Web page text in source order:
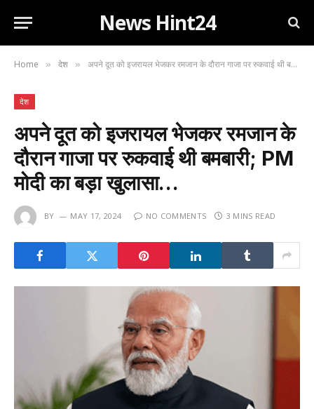
News Hint24
Home » देश » अपने दूत को इजरायल भेजकर रमजान के दौरान गाजा पर रुकवाई थी बमबारी; PM मोदी का बड़ा खुलासा…
देश
अपने दूत को इजरायल भेजकर रमजान के
दौरान गाजा पर रुकवाई थी बमबारी; PM
मोदी का बड़ा खुलासा…
BY MAY 17, 2024 NO COMMENTS 3 MINS READ